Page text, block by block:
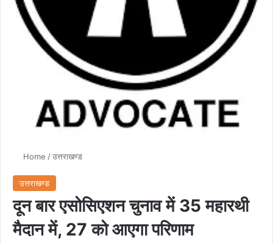
Home /उत्तराखण्ड
उत्तराखण्ड
दून बार एसोसिएशन चुनाव में 35 महारथी
मैदान में, 27 को आएगा परिणाम